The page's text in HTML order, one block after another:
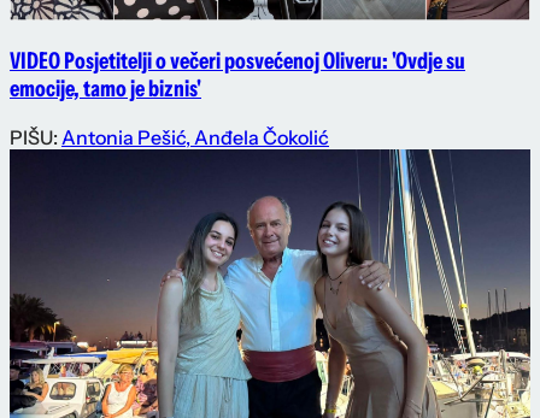
VIDEO Posjetitelji o večeri posvećenoj Oliveru: 'Ovdje su
emocije, tamo je biznis'
PIŠU: Antonia Pešić,Anđela Čokolić